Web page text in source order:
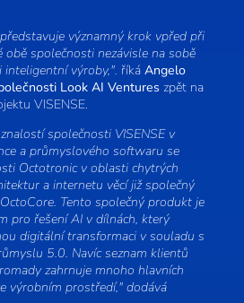
významný krok vpřed při
společnosti nezávisle na sobě
výroby,". říká Angelo
Look AI Ventures zpět na
VISENSE.
společnosti VISENSE v
a průmyslového softwaru se
Octotronic v oblasti chytrých
a internetu věcí již společný
Tento společný produkt je
pro řešení AI v dílnách, který
digitální transformaci v souladu s
5.0. Navíc seznam klientů
zahrnuje mnoho hlavních
výrobním prostředí," dodává